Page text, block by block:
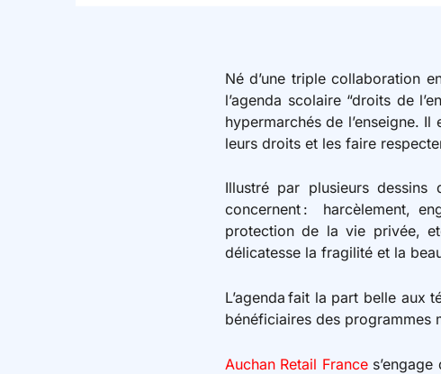
Né d’une triple collaboration
l’agenda scolaire “droits de
hypermarchés de l’enseigne.
leurs droits et les faire
Illustré par plusieurs dessins
concernent : harcèlement,
protection de la vie privée,
délicatesse la fragilité et la
L’agenda fait la part belle aux
bénéficiaires des programmes
Auchan Retail France